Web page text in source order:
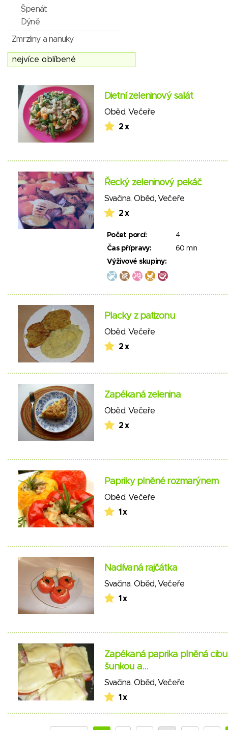
Špenát
Dýně
Zmrzliny a nanuky
Dietní zeleninový salát
Oběd, Večeře
2 x
Řecký zeleninový pekáč
Svačina, Oběd, Večeře
2 x
Počet porcí:
4
Čas přípravy:
60 min
Výživové skupiny:
Placky z patizonu
Oběd, Večeře
2 x
Zapékaná zelenina
Oběd,Večeře
2 x
Papriky plněné rozmarýnem
Oběd,Večeře
1 x
Nadívaná rajčátka
Svačina, Oběd,Večeře
1 x
Zapékaná paprika plněná
šunkou a…
Svačina, Oběd,Večeře
1 x